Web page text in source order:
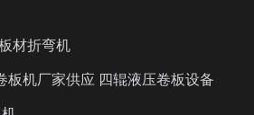
材折弯机
板机厂家供应 四辊液压卷板设备